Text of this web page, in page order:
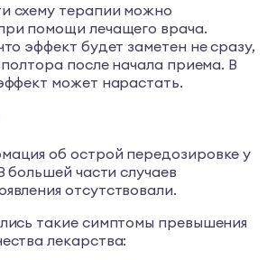
схему терапии можно
помощи лечащего врача.
эффект будет заметен не сразу,
после начала приема. В
может нарастать.
об острой передозировке у
большей части случаев
отсутствовали.
такие симптомы превышения
лекарства: